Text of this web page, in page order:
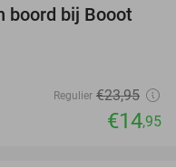
boord bij Booot
Regulier €23,95
€14,95